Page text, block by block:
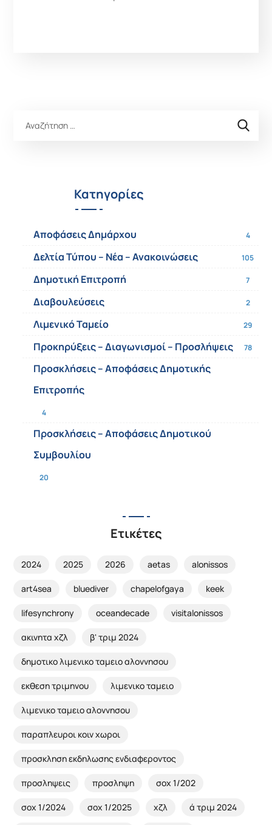
Κατηγορίες
Αποφάσεις Δημάρχου 4
Δελτία Τύπου – Νέα – Ανακοινώσεις 105
Δημοτική Επιτροπή 7
Διαβουλεύσεις 2
Λιμενικό Ταμείο 29
Προκηρύξεις – Διαγωνισμοί – Προσλήψεις 78
Προσκλήσεις – Αποφάσεις Δημοτικής
Επιτροπής
4
Προσκλήσεις – Αποφάσεις Δημοτικού
Συμβουλίου
20
Ετικέτες
2024 2025 2026 aetas alonissos
art4sea bluediver chapelofgaya keek
lifesynchrony oceandecade visitalonissos
ακινητα χζλ β' τριμ 2024
δημοτικο λιμενικο ταμειο αλοννησου
εκθεση τριμηνου λιμενικο ταμειο
λιμενικο ταμειο αλοννησου
παραπλευροι κοιν χωροι
προσκληση εκδηλωσης ενδιαφεροντος
προσληψεις προσληψη σοχ 1/202
σοχ 1/2024 σοχ 1/2025 χζλ ά τριμ 2024